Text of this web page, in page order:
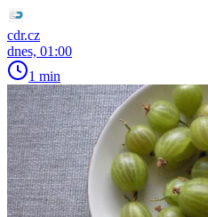
cdr.cz
dnes, 01:00
1 min